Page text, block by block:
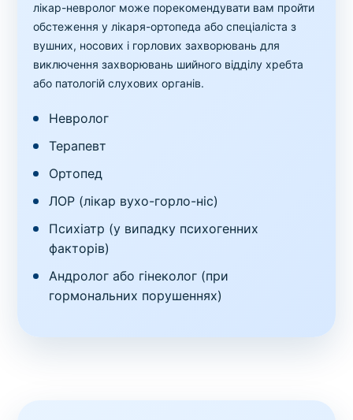
лікар-невролог може порекомендувати вам пройти
обстеження у лікаря-ортопеда або спеціаліста з
вушних, носових і горлових захворювань для
виключення захворювань шийного відділу хребта
або патологій слухових органів.
Невролог
Терапевт
Ортопед
ЛОР (лікар вухо-горло-ніс)
Психіатр (у випадку психогенних
факторів)
Андролог або гінеколог (при
гормональних порушеннях)